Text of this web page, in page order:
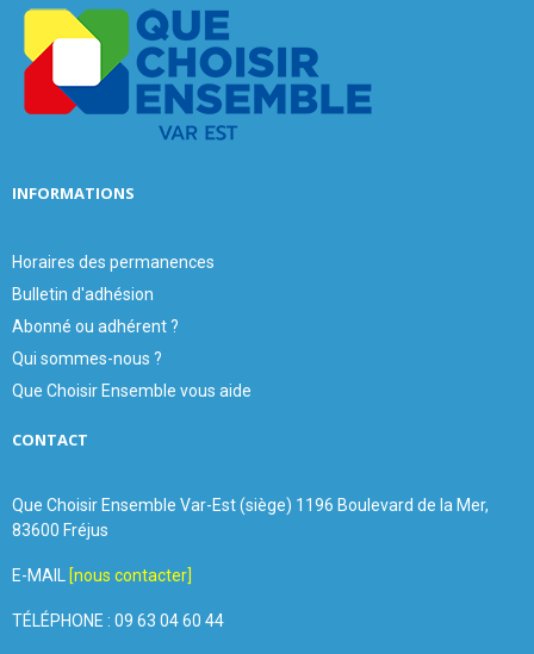
INFORMATIONS
Horaires des permanences
Bulletin d'adhésion
Abonné ou adhérent ?
Qui sommes-nous ?
Que Choisir Ensemble vous aide
CONTACT
Que Choisir Ensemble Var-Est (siège) 1196 Boulevard de la Mer,
83600 Fréjus
E-MAIL [nous contacter]
TÉLÉPHONE : 09 63 04 60 44